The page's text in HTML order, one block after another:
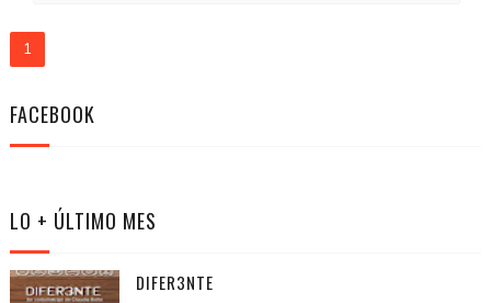
1
FACEBOOK
LO + ÚLTIMO MES
DIFER3NTE